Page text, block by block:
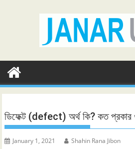
ডিফেক্ট (defect) অর্থ কি? কত প্রকার
January 1, 2021 Shahin Rana Jibon